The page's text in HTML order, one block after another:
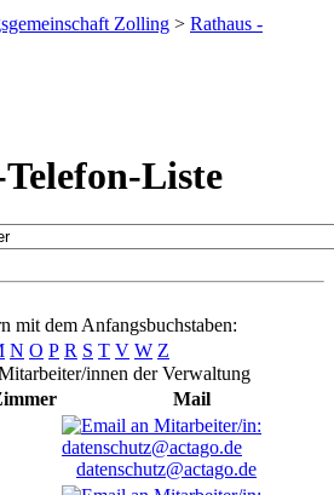
Zolling > Rathaus -
Liste
mit dem Anfangsbuchstaben:
N O P R S T V W Z
innen der Verwaltung
Mail
datenschutz@actago.de